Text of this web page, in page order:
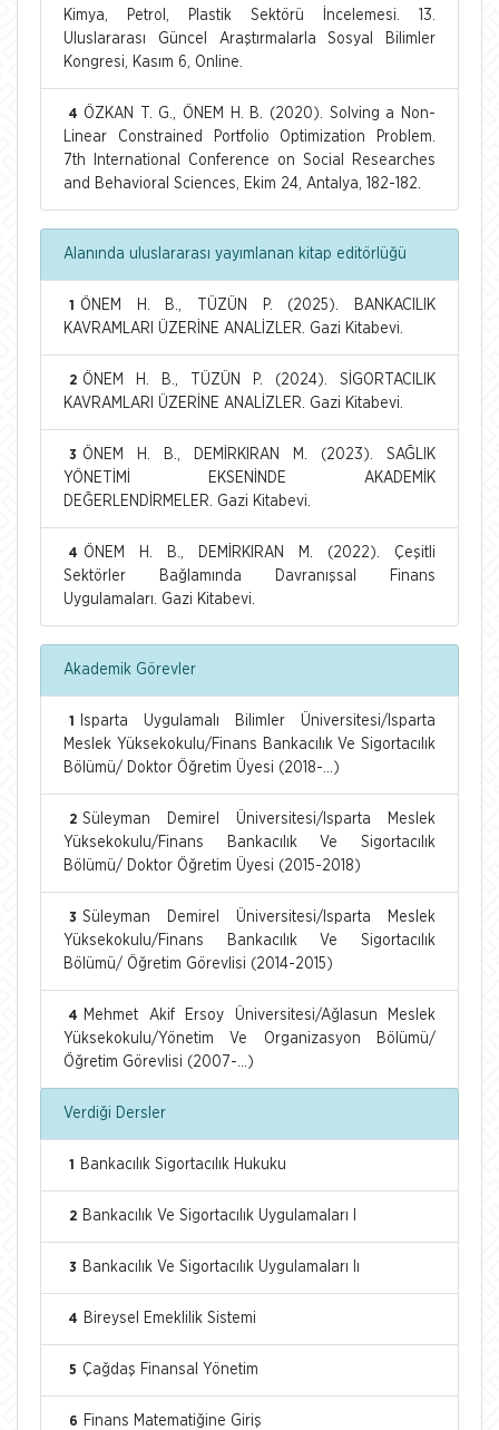
Kimya, Petrol, Plastik Sektörü İncelemesi. 13.
Uluslararası Güncel Araştırmalarla Sosyal Bilimler
Kongresi, Kasım 6, Online.
4 ÖZKAN T. G., ÖNEM H. B. (2020). Solving a Non-
Linear Constrained Portfolio Optimization Problem.
7th International Conference on Social Researches
and Behavioral Sciences, Ekim 24, Antalya, 182-182.
Alanında uluslararası yayımlanan kitap editörlüğü
1
ÖNEM H. B., TÜZÜN P. (2025). BANKACILIK
KAVRAMLARI ÜZERİNE ANALİZLER. Gazi Kitabevi.
2 ÖNEM H. B., TÜZÜN P. (2024). SİGORTACILIK
KAVRAMLARI ÜZERİNE ANALİZLER. Gazi Kitabevi.
3 ÖNEM H. B., DEMİRKIRAN M. (2023). SAĞLIK
YÖNETİMİ EKSENİNDE AKADEMİK
DEĞERLENDİRMELER. Gazi Kitabevi.
4 ÖNEM H. B., DEMİRKIRAN M. (2022). Çeşitli
Sektörler Bağlamında Davranışsal Finans
Uygulamaları. Gazi Kitabevi.
Akademik Görevler
1
Isparta Uygulamalı Bilimler Üniversitesi/Isparta
Meslek Yüksekokulu/Finans Bankacılık Ve Sigortacılık
Bölümü/ Doktor Öğretim Üyesi (2018-...)
2 Süleyman Demirel Üniversitesi/Isparta Meslek
Yüksekokulu/Finans Bankacılık Ve Sigortacılık
Bölümü/ Doktor Öğretim Üyesi (2015-2018)
3 Süleyman Demirel Üniversitesi/Isparta Meslek
Yüksekokulu/Finans Bankacılık Ve Sigortacılık
Bölümü/ Öğretim Görevlisi (2014-2015)
4
Mehmet Akif Ersoy Üniversitesi/Ağlasun Meslek
Yüksekokulu/Yönetim Ve Organizasyon Bölümü/
Öğretim Görevlisi (2007-...)
Verdiği Dersler
1 Bankacılık Sigortacılık Hukuku
2 Bankacılık Ve Sigortacılık Uygulamaları I
3 Bankacılık Ve Sigortacılık Uygulamaları Iı
4 Bireysel Emeklilik Sistemi
5 Çağdaş Finansal Yönetim
6 Finans Matematiğine Giriş